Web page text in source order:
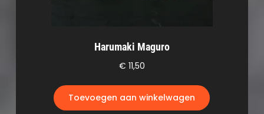
Harumaki Maguro
€ 11,50
Toevoegen aan winkelwagen